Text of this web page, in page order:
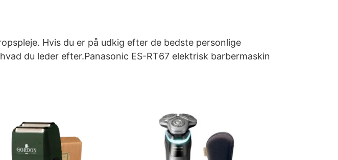
Hvis du er på udkig efter de bedste personlige
du leder efter.Panasonic ES-RT67 elektrisk barbermaskin